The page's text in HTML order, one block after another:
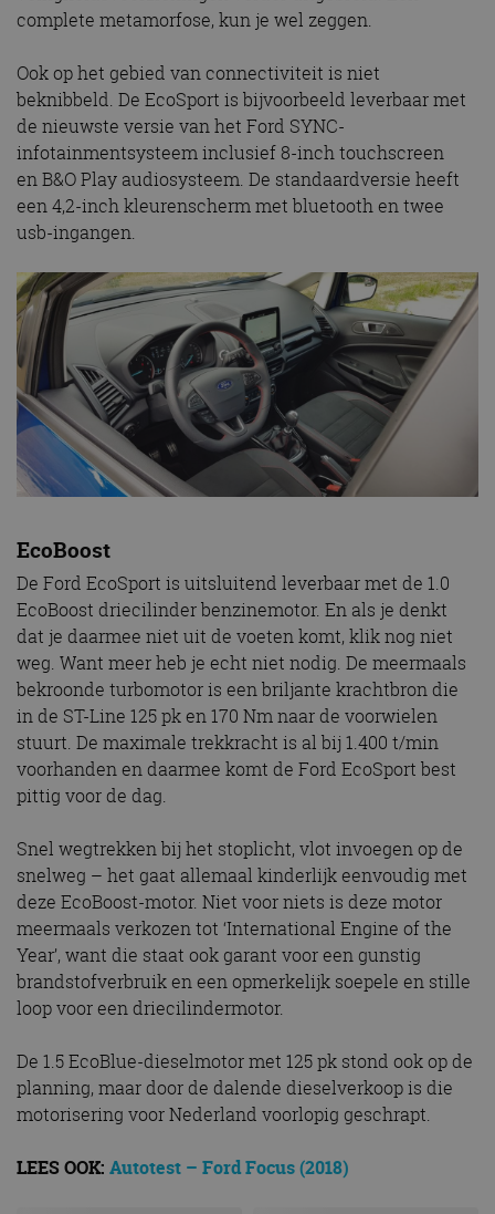
complete metamorfose, kun je wel zeggen.
Ook op het gebied van connectiviteit is niet
beknibbeld. De EcoSport is bijvoorbeeld leverbaar met
de nieuwste versie van het Ford SYNC-
infotainmentsysteem inclusief 8-inch touchscreen
en B&O Play audiosysteem. De standaardversie heeft
een 4,2-inch kleurenscherm met bluetooth en twee
usb-ingangen.
EcoBoost
De Ford EcoSport is uitsluitend leverbaar met de 1.0
EcoBoost driecilinder benzinemotor. En als je denkt
dat je daarmee niet uit de voeten komt, klik nog niet
weg. Want meer heb je echt niet nodig. De meermaals
bekroonde turbomotor is een briljante krachtbron die
in de ST-Line 125 pk en 170 Nm naar de voorwielen
stuurt. De maximale trekkracht is al bij 1.400 t/min
voorhanden en daarmee komt de Ford EcoSport best
pittig voor de dag.
Snel wegtrekken bij het stoplicht, vlot invoegen op de
snelweg – het gaat allemaal kinderlijk eenvoudig met
deze EcoBoost-motor. Niet voor niets is deze motor
meermaals verkozen tot ‘International Engine of the
Year’, want die staat ook garant voor een gunstig
brandstofverbruik en een opmerkelijk soepele en stille
loop voor een driecilindermotor.
De 1.5 EcoBlue-dieselmotor met 125 pk stond ook op de
planning, maar door de dalende dieselverkoop is die
motorisering voor Nederland voorlopig geschrapt.
LEES OOK: Autotest – Ford Focus (2018)